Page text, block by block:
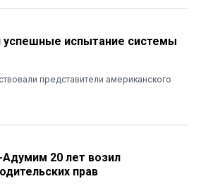
успешные испытание системы
представители американского
20 лет возил
прав